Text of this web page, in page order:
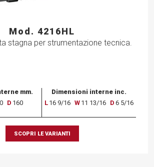
Mod. 4216HL
stagna per strumentazione tecnica.
mm.
D 160
Dimensioni interne inc.
L 16 9/16 W 11 13/16 D 6 5/16
SCOPRI LE VARIANTI